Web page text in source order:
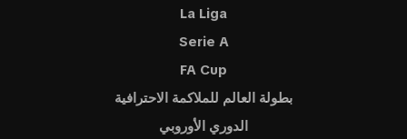
La Liga
Serie A
FA Cup
بطولة العالم للملاكمة الاحترافية
الدوري الأوروبي